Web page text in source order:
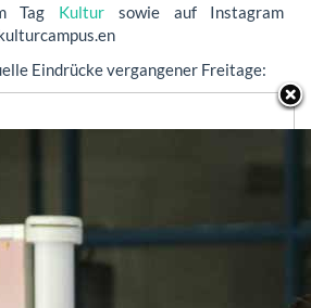
Tag Kultur
sowie auf Instagram
Eindrücke vergangener Freitage: